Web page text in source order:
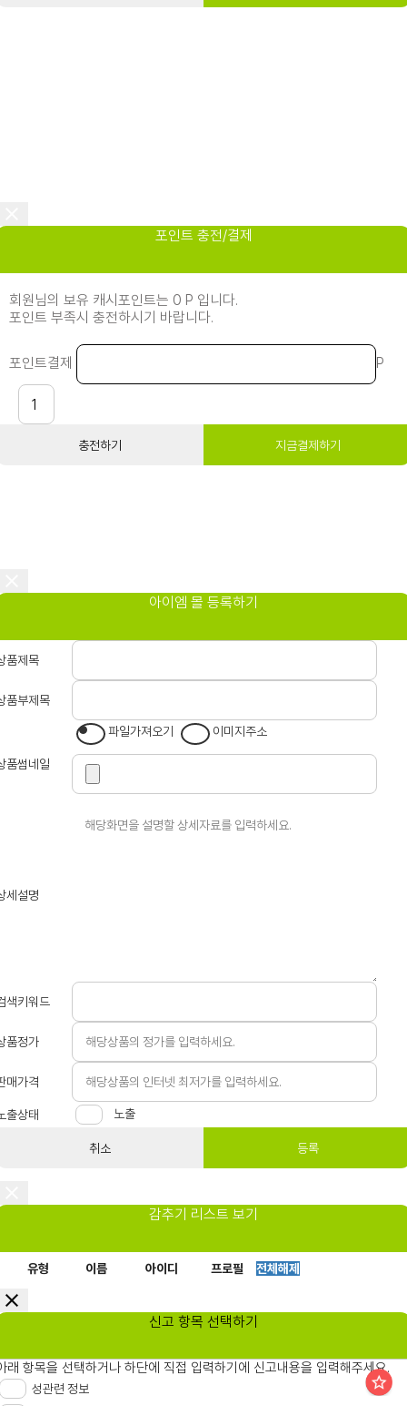
포인트 충전/결제
회원님의 보유 캐시포인트는 0 P 입니다.
포인트 부족시 충전하시기 바랍니다.
포인트결제 P
충전하기 지금결제하기
아이엠 몰 등록하기
품제목
품부제목
품썸네일
파일가져오기 이미지주소
세설명
색키워드
품정가
매가격
출상태 노출
취소 등록
감추기 리스트 보기
유형 이름 아이디 프로필 전체해제
신고 항목 선택하기
래 항목을 선택하거나 하단에 직접 입력하기에 신고내용을 입력해주세요.
성관련 정보